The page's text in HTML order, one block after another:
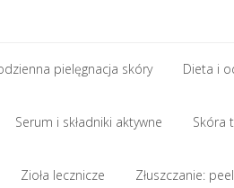
pielęgnacja skóry
pielęgnacja skóry
Dieta i
Dieta i
Serum i składniki aktywne
Serum i składniki aktywne
Skóra
Skóra
Zioła lecznicze Złuszczanie: